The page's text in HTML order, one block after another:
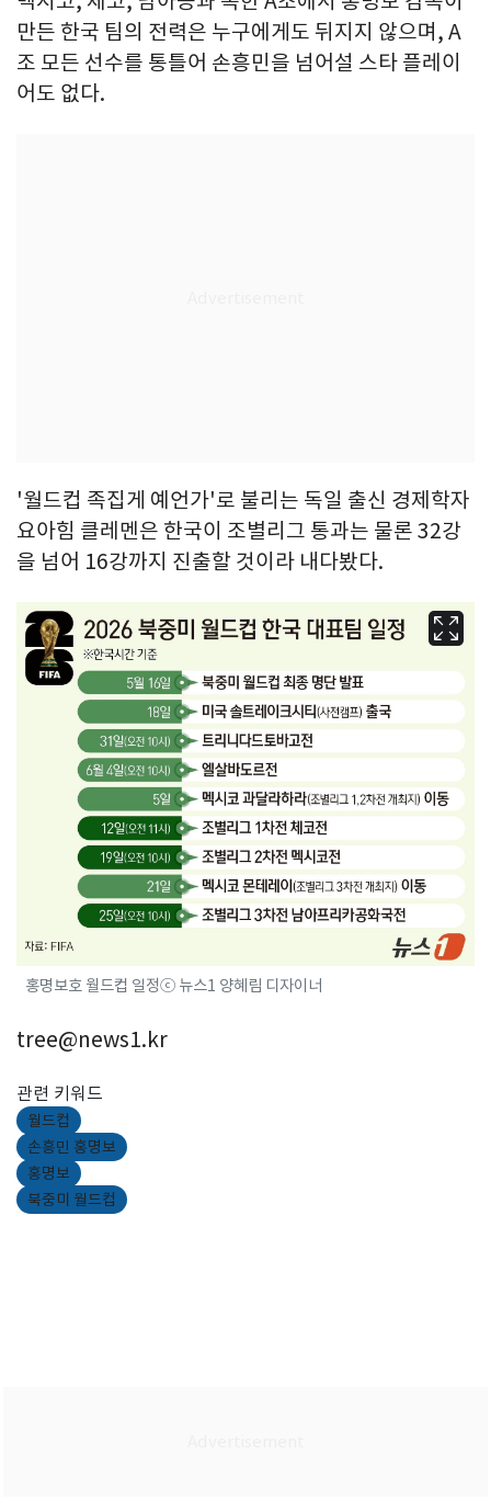
만든 한국 팀의 전력은 누구에게도 뒤지지 않으며, A
조 모든 선수를 통틀어 손흥민을 넘어설 스타 플레이
어도 없다.
'월드컵 족집게 예언가'로 불리는 독일 출신 경제학자
요아힘 클레멘은 한국이 조별리그 통과는 물론 32강
을 넘어 16강까지 진출할 것이라 내다봤다.
홍명보호 월드컵 일정ⓒ 뉴스1 양혜림 디자이너
tree@news1.kr
관련 키워드
월드컵
손흥민 홍명보
홍명보
북중미 월드컵